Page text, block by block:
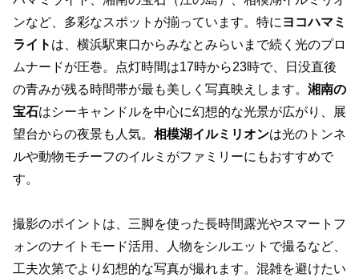
ンなど、多彩なスポットが揃っています。特に ヨコハマミ
ライト は、横浜駅東口からみなとみらいまで続く光のプロ
ムナードが圧巻。点灯時間は17時から23時で、日没直後
の青みが残る時間帯が最も美しく写真映えします。 湘南の
宝石はシーキャンドルを中心に幻想的な光景が広がり、展
望台からの夜景も人気。 相模湖イルミリオンは光のトンネ
ルや動物モチーフのイルミがファミリーにもおすすめで
す。
撮影のポイントは、三脚を使った長時間露光やスマートフ
ォンのナイトモード活用、人物をシルエットで撮るなど、
工夫次第でより幻想的な写真が撮れます。混雑を避けたい